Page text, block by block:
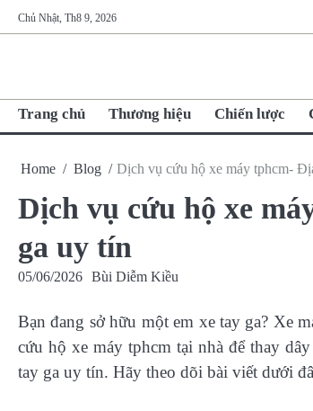
to
Chủ Nhật, Th8 9, 2026
Trang chủ Thương hiệu Chiến lược
Home Blog Dịch vụ cứu hộ xe máy tphcm-
Dịch vụ cứu hộ xe
ga uy tín
05/06/2026 Bùi Diễm Kiều
Bạn đang sở hữu một em xe tay ga? Xe
cứu hộ xe máy tphcm tại nhà để thay
tay ga uy tín. Hãy theo dõi bài viết dưới